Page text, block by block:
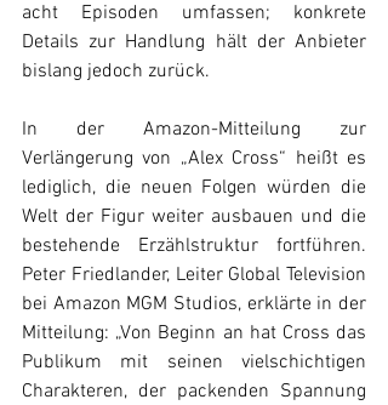
acht Episoden umfassen; konkrete
Details zur Handlung hält der Anbieter
bislang jedoch zurück.
In der Amazon-Mitteilung zur
Verlängerung von „Alex Cross“ heißt es
lediglich, die neuen Folgen würden die
Welt der Figur weiter ausbauen und die
bestehende Erzählstruktur fortführen.
Peter Friedlander, Leiter Global Television
bei Amazon MGM Studios, erklärte in der
Mitteilung: „Von Beginn an hat Cross das
Publikum mit seinen vielschichtigen
Charakteren, der packenden Spannung